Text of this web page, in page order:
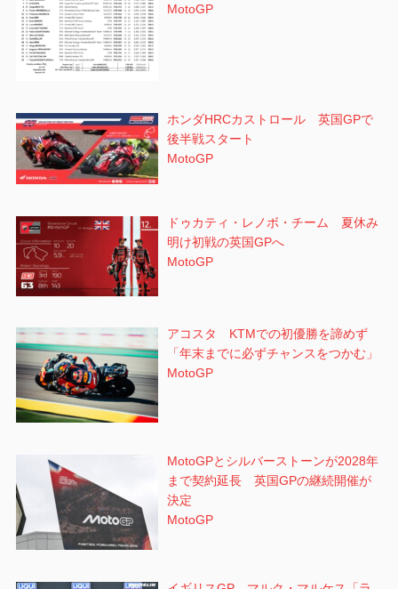
MotoGP
ホンダHRCカストロール 英国GPで
後半戦スタート
MotoGP
ドゥカティ・レノボ・チーム 夏休み
明け初戦の英国GPへ
MotoGP
アコスタ KTMでの初優勝を諦めず
「年末までに必ずチャンスをつかむ」
MotoGP
MotoGPとシルバーストーンが2028年
まで契約延長 英国GPの継続開催が
決定
MotoGP